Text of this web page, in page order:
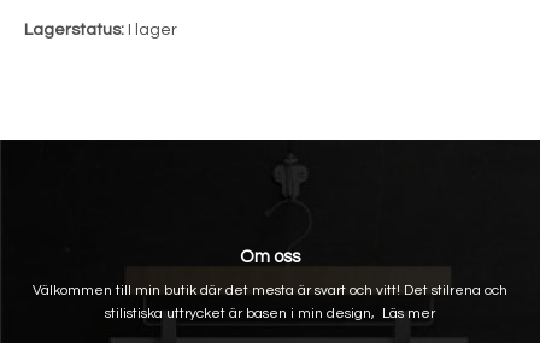
Lagerstatus: I lager
Om oss
Välkommen till min butik där det mesta är svart och vitt! Det stilrena och
stilistiska uttrycket är basen i min design, Läs mer